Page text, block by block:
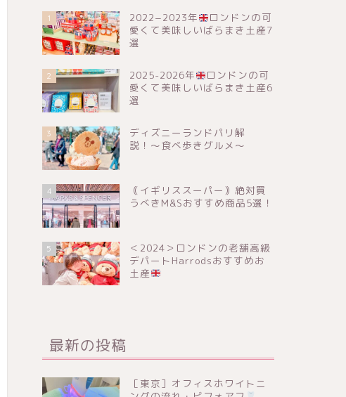
1 2022−2023年
ロンドンの可
愛くて美味しいばらまき土産7
選
2 2025-2026年
ロンドンの可
愛くて美味しいばらまき土産6
選
3
ディズニーランドパリ解
説！〜食べ歩きグルメ〜
4
｟イギリススーパー｠絶対買
うべきM&Sおすすめ商品5選！
5
＜2024＞ロンドンの老舗高級
デパートHarrodsおすすめお
土産
最新の投稿
［東京］オフィスホワイトニ